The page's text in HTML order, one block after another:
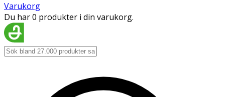
Varukorg
Du har 0 produkter i din varukorg.